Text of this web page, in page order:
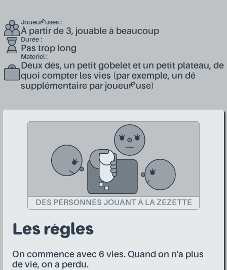
Joueur·euses :
À partir de 3, jouable à beaucoup
Durée :
Pas trop long
Materiel :
Deux dés, un petit gobelet et un petit plateau, de
quoi compter les vies (par exemple, un dé
supplémentaire par joueur·euse)
DES PERSONNES JOUANT À LA ZEZETTE
Les règles
On commence avec 6 vies. Quand on n'a plus
de vie, on a perdu.